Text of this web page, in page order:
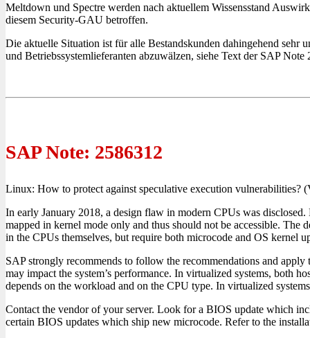
Meltdown und Spectre werden nach aktuellem Wissensstand
diesem Security-GAU betroffen.
Die aktuelle Situation ist für alle Bestandskunden dahingehend sehr
und Betriebssystemlieferanten abzuwälzen, siehe Text der SAP Note
SAP Note: 2586312
Linux: How to protect against speculative execution vulnerabilities?
In early January 2018, a design flaw in modern CPUs was
mapped in kernel mode only and thus should not be accessible. The
in the CPUs themselves, but require both microcode and OS kernel
SAP strongly recommends to follow the recommendations and
may impact the system’s performance. In virtualized systems, both
depends on the workload and on the CPU type. In virtualized
Contact the vendor of your server. Look for a BIOS update which
certain BIOS updates which ship new microcode. Refer to the